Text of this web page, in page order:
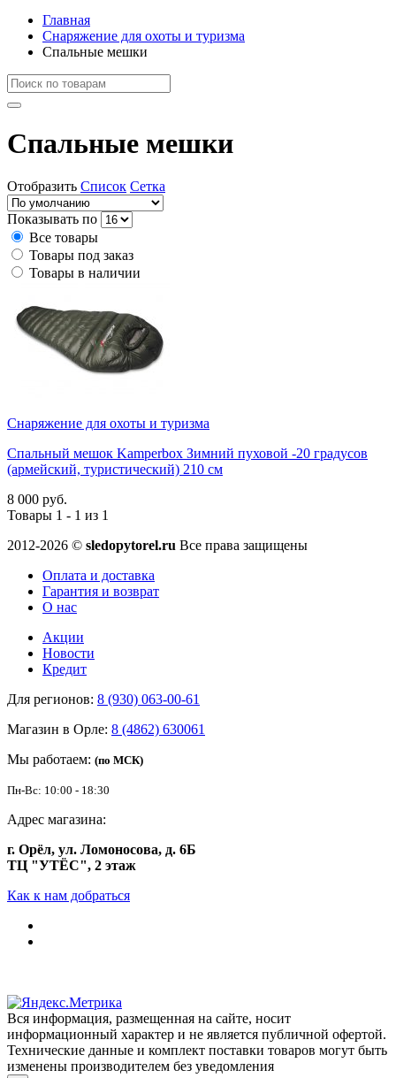
Главная
Снаряжение для охоты и туризма
Спальные мешки
Спальные мешки
Отобразить Список Сетка
Показывать по
Все товары
Товары под заказ
Товары в наличии
Снаряжение для охоты и туризма
Спальный мешок Kamperbox Зимний пуховой -20 градусов
(армейский, туристический) 210 см
8 000 руб.
Товары 1 - 1 из 1
2012-2026 © sledopytorel.ru Все права защищены
Оплата и доставка
Гарантия и возврат
О нас
Акции
Новости
Кредит
Для регионов: 8 (930) 063-00-61
Магазин в Орле: 8 (4862) 630061
Мы работаем: (по МСК)
Пн-Вс: 10:00 - 18:30
Адрес магазина:
г. Орёл, ул. Ломоносова, д. 6Б
ТЦ "УТЁС", 2 этаж
Как к нам добраться
Вся информация, размещенная на сайте, носит
информационный характер и не является публичной офертой.
Технические данные и комплект поставки товаров могут быть
изменены производителем без уведомления